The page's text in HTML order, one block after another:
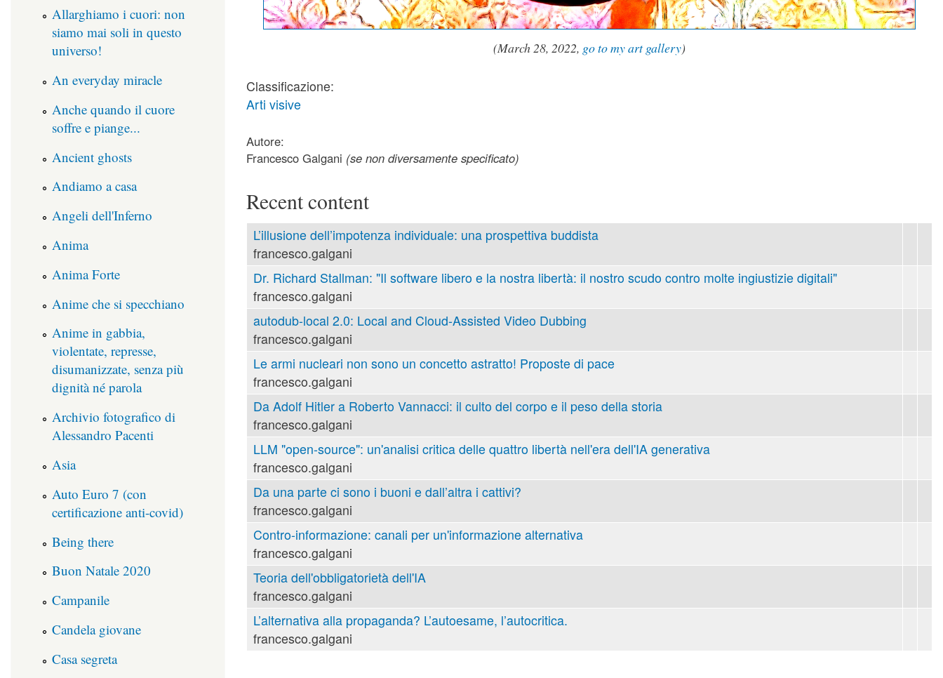
(March28, 2022, go to my art gallery)
Classificazione:
Arti visive
Autore:
Francesco Galgani (se non diversamente specificato)
Recent content
L’illusione dell’impotenza individuale: una prospettiva buddista
francesco.galgani
Dr. Richard Stallman: "Il software libero e la nostra libertà: il nostro scudo contro molte ingiustizie digitali"
francesco.galgani
autodub-local 2.0: Local and Cloud-Assisted Video Dubbing
francesco.galgani
Le armi nucleari non sono un concetto astratto! Proposte di pace
francesco.galgani
Da Adolf Hitler a Roberto Vannacci: il culto del corpo e il peso della storia
francesco.galgani
LLM "open-source": un'analisi critica delle quattro libertà nell'era dell'IA generativa
francesco.galgani
Da una parte ci sono i buoni e dall’altra i cattivi?
francesco.galgani
Contro-informazione: canali per un'informazione alternativa
francesco.galgani
Teoria dell'obbligatorietà dell'IA
francesco.galgani
L’alternativa alla propaganda? L’autoesame, l’autocritica.
francesco.galgani
Allarghiamo i cuori: non
siamo mai soli in questo
universo!
An everyday miracle
Anche quando il cuore
soffre e piange...
Ancient ghosts
Andiamo a casa
Angeli dell'Inferno
Anima
Anima Forte
Anime che si specchiano
Anime in gabbia,
violentate, represse,
disumanizzate, senza più
dignità né parola
Archivio fotografico di
Alessandro Pacenti
Asia
Auto Euro 7 (con
certificazione anti-covid)
Being there
Buon Natale 2020
Campanile
Candela giovane
Casa segreta